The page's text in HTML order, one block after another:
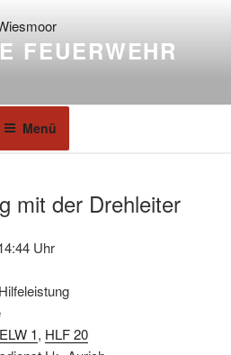
FEUERWEHR
Menü
mit der Drehleiter
Uhr
ELW 1, HLF 20